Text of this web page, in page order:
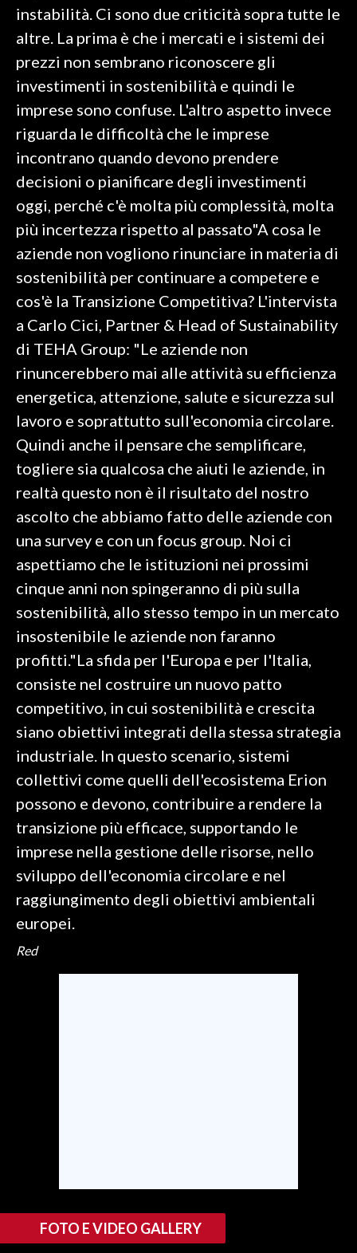
instabilità. Ci sono due criticità sopra tutte le
altre. La prima è che i mercati e i sistemi dei
prezzi non sembrano riconoscere gli
investimenti in sostenibilità e quindi le
imprese sono confuse. L'altro aspetto invece
riguarda le difficoltà che le imprese
incontrano quando devono prendere
decisioni o pianificare degli investimenti
oggi, perché c'è molta più complessità, molta
più incertezza rispetto al passato"A cosa le
aziende non vogliono rinunciare in materia di
sostenibilità per continuare a competere e
cos'è la Transizione Competitiva? L'intervista
a Carlo Cici, Partner & Head of Sustainability
di TEHA Group: "Le aziende non
rinuncerebbero mai alle attività su efficienza
energetica, attenzione, salute e sicurezza sul
lavoro e soprattutto sull'economia circolare.
Quindi anche il pensare che semplificare,
togliere sia qualcosa che aiuti le aziende, in
realtà questo non è il risultato del nostro
ascolto che abbiamo fatto delle aziende con
una survey e con un focus group. Noi ci
aspettiamo che le istituzioni nei prossimi
cinque anni non spingeranno di più sulla
sostenibilità, allo stesso tempo in un mercato
insostenibile le aziende non faranno
profitti."La sfida per l'Europa e per l'Italia,
consiste nel costruire un nuovo patto
competitivo, in cui sostenibilità e crescita
siano obiettivi integrati della stessa strategia
industriale. In questo scenario, sistemi
collettivi come quelli dell'ecosistema Erion
possono e devono, contribuire a rendere la
transizione più efficace, supportando le
imprese nella gestione delle risorse, nello
sviluppo dell'economia circolare e nel
raggiungimento degli obiettivi ambientali
europei.
Red
FOTO E VIDEO GALLERY